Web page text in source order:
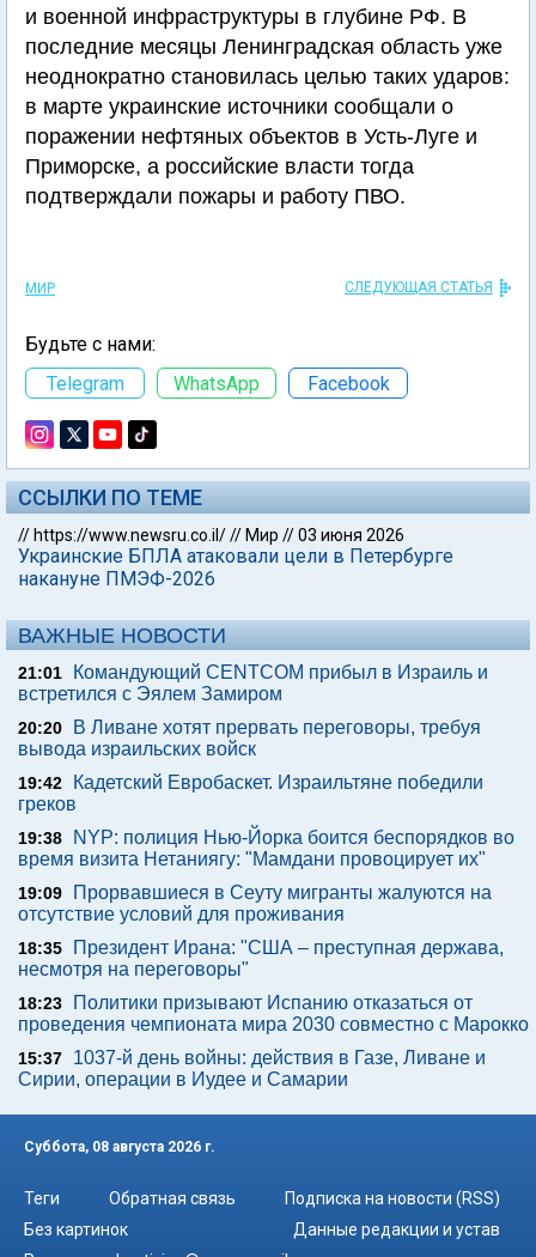
и военной инфраструктуры в глубине РФ. В
последние месяцы Ленинградская область уже
неоднократно становилась целью таких ударов:
в марте украинские источники сообщали о
поражении нефтяных объектов в Усть-Луге и
Приморске, а российские власти тогда
подтверждали пожары и работу ПВО.
МИР СЛЕДУЮЩАЯ СТАТЬЯ
Будьте с нами:
Telegram
WhatsApp Facebook
ССЫЛКИ ПО ТЕМЕ
// https://www.newsru.co.il/// Мир //03 июня 2026
Украинские БПЛА атаковали цели в Петербурге
накануне ПМЭФ-2026
ВАЖНЫЕ НОВОСТИ
21:01
Командующий CENTCOM прибыл в Израиль и
встретился с Эялем Замиром
20:20
В Ливане хотят прервать переговоры, требуя
вывода израильских войск
19:42
Кадетский Евробаскет. Израильтяне победили
греков
19:38
NYP: полиция Нью-Йорка боится беспорядков во
время визита Нетаниягу: "Мамдани провоцирует их"
19:09
Прорвавшиеся в Сеуту мигранты жалуются на
отсутствие условий для проживания
18:35
Президент Ирана: "США – преступная держава,
несмотря на переговоры"
18:23
Политики призывают Испанию отказаться от
проведения чемпионата мира 2030 совместно с Марокко
15:37
1037-й день войны: действия в Газе, Ливане и
Сирии, операции в Иудее и Самарии
Суббота, 08 августа 2026 г.
Теги Обратная связь
Подписка на новости (RSS)
Без картинок
Данные редакции и устав